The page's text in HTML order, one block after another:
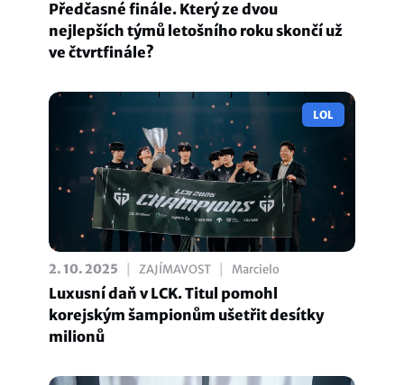
Předčasné finále. Který ze dvou
nejlepších týmů letošního roku skončí už
ve čtvrtfinále?
LOL
2. 10. 2025 ZAJÍMAVOST Marcielo
Luxusní daň v LCK. Titul pomohl
korejským šampionům ušetřit desítky
milionů